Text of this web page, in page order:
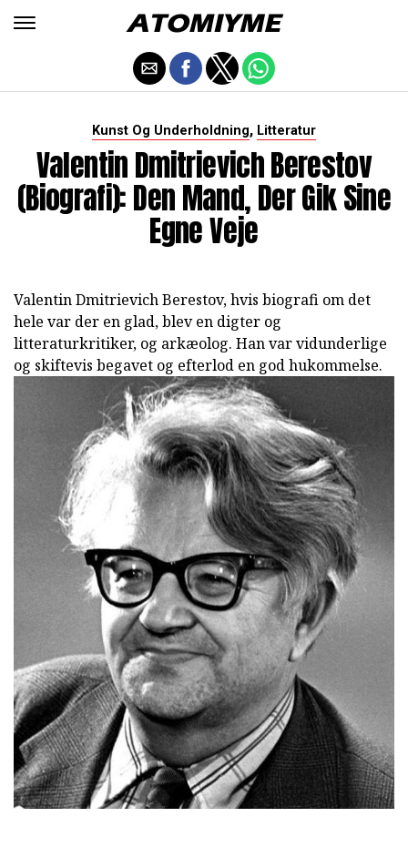
Kunst Og Underholdning, Litteratur
Valentin Dmitrievich Berestov
(biografi): Den Mand, Der Gik Sine
Egne Veje
Valentin Dmitrievich Berestov, hvis biografi om det
hele var der en glad, blev en digter og
litteraturkritiker, og arkæolog. Han var vidunderlige
og skiftevis begavet og efterlod en god hukommelse.